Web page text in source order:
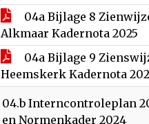
04a Bijlage 8
Alkmaar Kadernota 2025
04a Bijlage 9
Heemskerk Kadernota
04.b Interncontroleplan
en Normenkader 2024